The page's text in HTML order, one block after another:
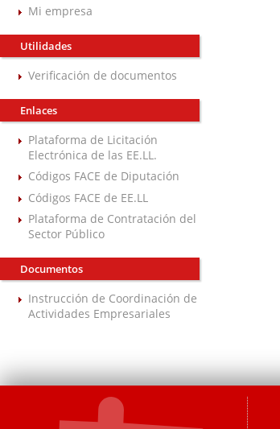
Mi empresa
Utilidades
Verificación de documentos
Enlaces
Plataforma de Licitación
Electrónica de las EE.LL.
Códigos FACE de Diputación
Códigos FACE de EE.LL
Plataforma de Contratación del
Sector Público
Documentos
Instrucción de Coordinación de
Actividades Empresariales